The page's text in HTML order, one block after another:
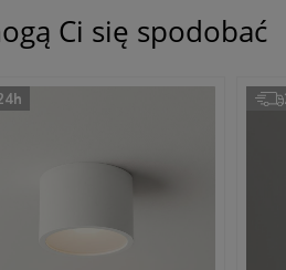
Ci się spodobać